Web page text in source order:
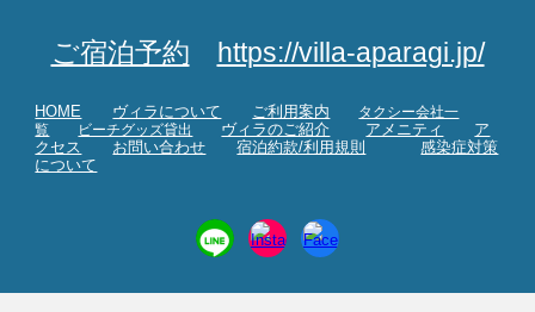
ご宿泊予約 https://villa-aparagi.jp/
HOME ヴィラについて ご利用案内
タクシー会社一
覧
ビーチグッズ貸出 ヴィラのご紹介 アメニティ
ア
クセス
お問い合わせ 宿泊約款/利用規則
感染症対策
について